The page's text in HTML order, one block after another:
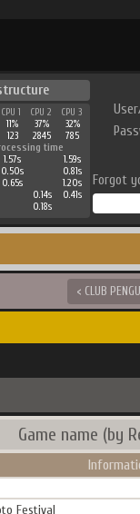
CPU 1 CPU 2
CPU 3
11% 37%
32%
123 2845
785
time
1.57s
1.59s
0.50s
0.81s
0.65s
1.20s
0.14s
0.41s
0.18s
Forgot
< CLUB
Game name (by
Festival